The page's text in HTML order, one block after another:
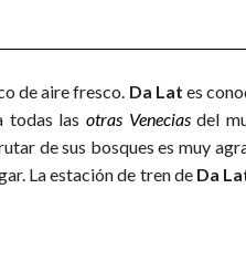
de aire fresco. Da Lat es
todas las otras Veneciasdel
de sus bosques es muy
La estación de tren de Da